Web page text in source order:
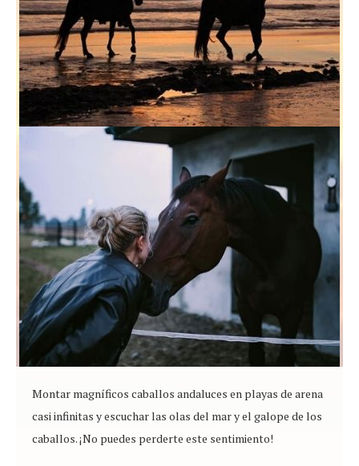
Montar magníficos caballos andaluces en playas de arena
casi infinitas y escuchar las olas del mar y el galope de los
caballos. ¡No puedes perderte este sentimiento!